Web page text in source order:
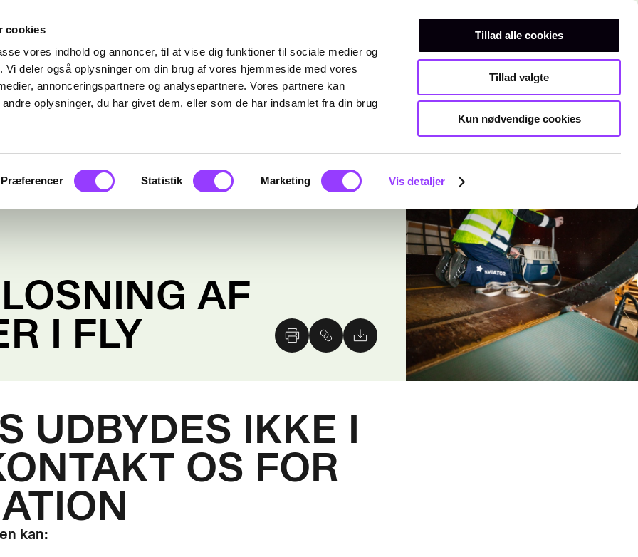
cookies
vores indhold og annoncer, til at vise dig funktioner til sociale medier og
deler også oplysninger om din brug af vores hjemmeside med vores
annonceringspartnere og analysepartnere. Vores partnere kan
oplysninger, du har givet dem, eller som de har indsamlet fra din brug
Præferencer Statistik Marketing Vis detaljer
Tillad alle cookies
Tillad valgte
Kun nødvendige cookies
Teknisk gymnasiumKurser
AF
I FLY
UDBYDES IKKE I
OS FOR
kan: